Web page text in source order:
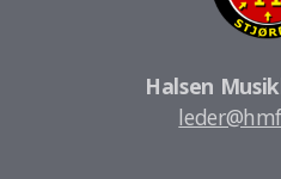
Halsen